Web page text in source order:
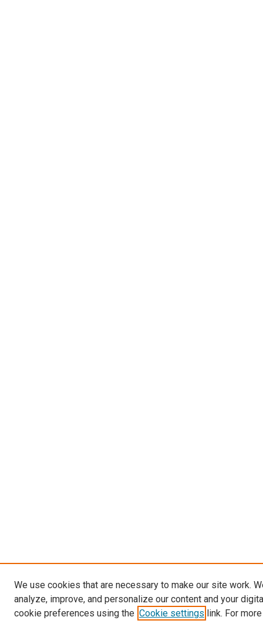
We use cookies that are necessary to make our site work.
analyze, improve, and personalize our content and your
cookie preferences using the Cookie settings link. For